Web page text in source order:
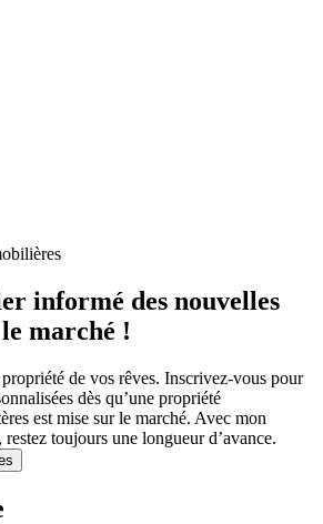
informé des nouvelles
marché !
de vos rêves. Inscrivez-vous pour
dès qu’une propriété
est mise sur le marché. Avec mon
toujours une longueur d’avance.